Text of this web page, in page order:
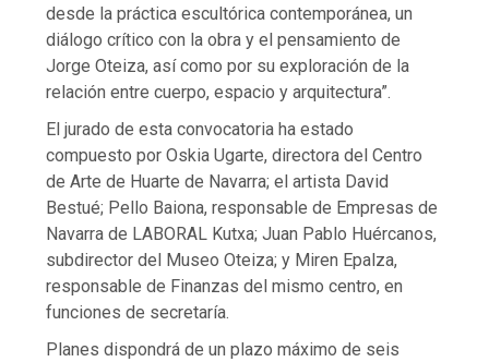
desde la práctica escultórica contemporánea, un
diálogo crítico con la obra y el pensamiento de
Jorge Oteiza, así como por su exploración de la
relación entre cuerpo, espacio y arquitectura”.
El jurado de esta convocatoria ha estado
compuesto por Oskia Ugarte, directora del Centro
de Arte de Huarte de Navarra; el artista David
Bestué; Pello Baiona, responsable de Empresas de
Navarra de LABORAL Kutxa; Juan Pablo Huércanos,
subdirector del Museo Oteiza; y Miren Epalza,
responsable de Finanzas del mismo centro, en
funciones de secretaría.
Planes dispondrá de un plazo máximo de seis